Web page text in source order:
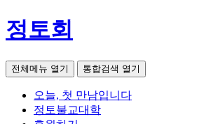
정토회
전체메뉴 열기 통합검색 열기
오늘, 첫 만남입니다
정토불교대학